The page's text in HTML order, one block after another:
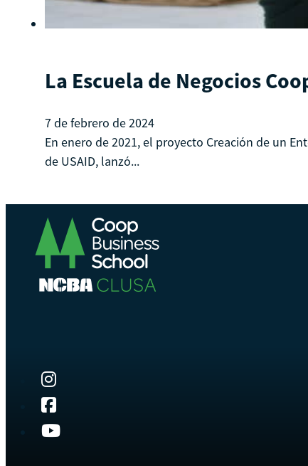
La Escuela de Negocios
7 de febrero de 2024
En enero de 2021, el proyecto Creación de un
de USAID, lanzó...